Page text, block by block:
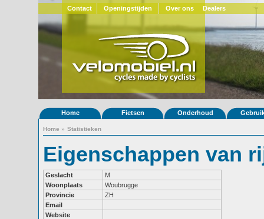
Contact Openingstijden Over ons Dealers
Home Fietsen Onderhoud
Home » Statistieken
Eigenschappen van
Geslacht
M
Woonplaats
Woubrugge
Provincie
ZH
Email
Website